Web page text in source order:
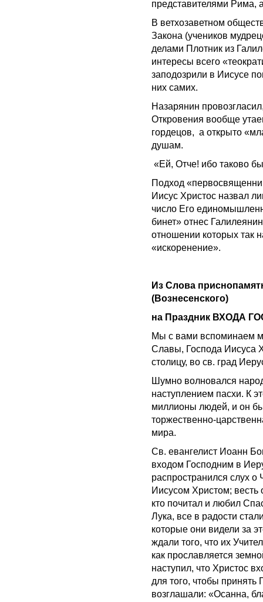
представителями Рима,
В ветхоза­ветном
Закона (учеников
делами Плот­ник из
интересы всего
заподозрили в Иисусе
них самих.
Назарянин
Откровения вообще
гордецов, а открыто
душам.
«Ей, Отче! ибо таково
Подход
Иисус Христос на­звал
число Его
бинет» отнес
отношении которых так
«искоренение».
Из Слова
(Вознесенского)
на Праздник ВХОДА
Мы с вами вспоминаем
Славы, Господа Иисуса
столицу, во св. град
Шумно волновался
наступлением пасхи. К
миллионы людей, и он
торжественно-
мира.
Св. евангелист Иоанн
входом Господним в
распространился слух
Иисусом Христом; весть
кто почитал и любил
Лука, все в радости
которые они видели за
ждали того, что их
как прославляется
наступил, что Христос
для того, чтобы
возглашали: «Осанна,